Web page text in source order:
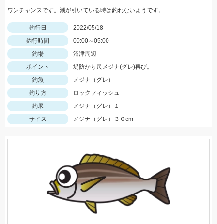
ワンチャンスです。潮が引いている時は釣れないようです。
釣行日
2022/05/18
釣行時間
00:00～05:00
釣場
沼津周辺
ポイント
堤防から尺メジナ(グレ)再び。
釣魚
メジナ（グレ）
釣り方
ロックフィッシュ
釣果
メジナ（グレ）１
サイズ
メジナ（グレ）３０cm